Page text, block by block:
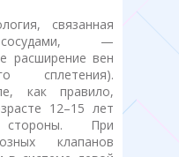
связанная
—
расширение вен
сплетения).
как правило,
12–15 лет
При
клапанов